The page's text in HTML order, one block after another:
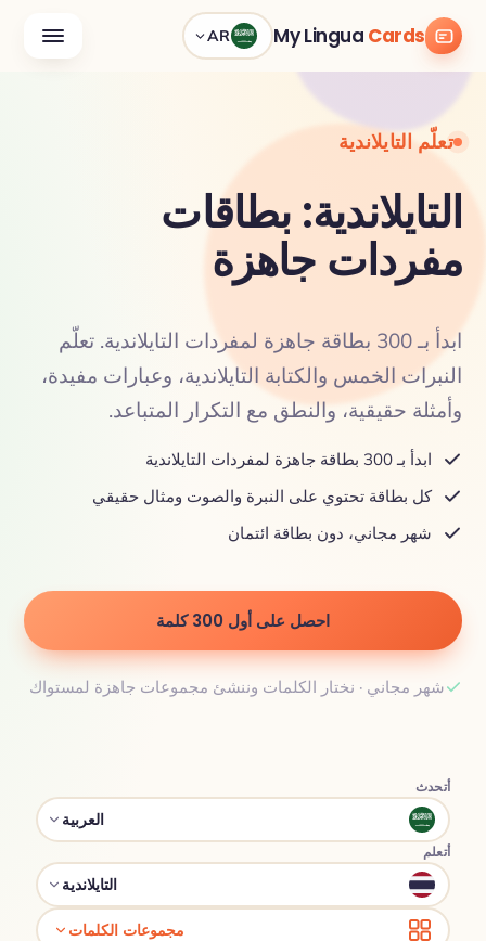
My Lingua Cards
AR
تعلّم التايلاندية
التايلاندية: بطاقات
مفردات جاهزة
ابدأ بـ 300 بطاقة جاهزة لمفردات التايلاندية. تعلّم
النبرات الخمس والكتابة التايلاندية، وعبارات مفيدة،
وأمثلة حقيقية، والنطق مع التكرار المتباعد.
ابدأ بـ 300 بطاقة جاهزة لمفردات التايلاندية
كل بطاقة تحتوي على النبرة والصوت ومثال حقيقي
شهر مجاني، دون بطاقة ائتمان
احصل على أول 300 كلمة
شهر مجاني · نختار الكلمات وننشئ مجموعات جاهزة لمستواك
أتحدث
العربية
أتعلم
التايلاندية
مجموعات الكلمات